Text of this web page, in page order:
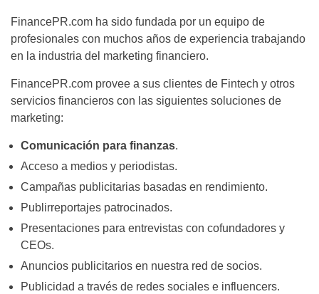
FinancePR.com ha sido fundada por un equipo de
profesionales con muchos años de experiencia trabajando
en la industria del marketing financiero.
FinancePR.com provee a sus clientes de Fintech y otros
servicios financieros con las siguientes soluciones de
marketing:
Comunicación para finanzas.
Acceso a medios y periodistas.
Campañas publicitarias basadas en rendimiento.
Publirreportajes patrocinados.
Presentaciones para entrevistas con cofundadores y
CEOs.
Anuncios publicitarios en nuestra red de socios.
Publicidad a través de redes sociales e influencers.